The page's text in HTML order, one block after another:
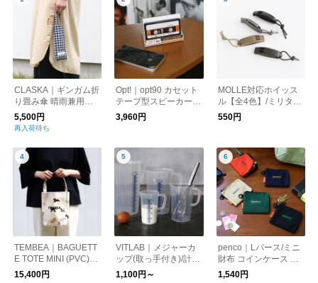
CLASKA｜ギンガム折
り畳み傘 晴雨兼用
（遮光）
5,500円
再入荷待ち
Opt!｜opt90 カセット
テープ型スピーカー/B
luetooth
3,960円
MOLLE対応ホイッス
ル【全4色】/ミリタリ
ー 笛 防災
550円
TEMBEA｜BAGUETT
E TOTE MINI (PVC)
DOG-1/トートバッグ
15,400円
VITLAB｜メジャーカ
ップ(取っ手付き)/計量
カップ ドイツ製
1,100円～
penco｜Lパース/ミニ
財布 コインケース カ
ードケース
1,540円